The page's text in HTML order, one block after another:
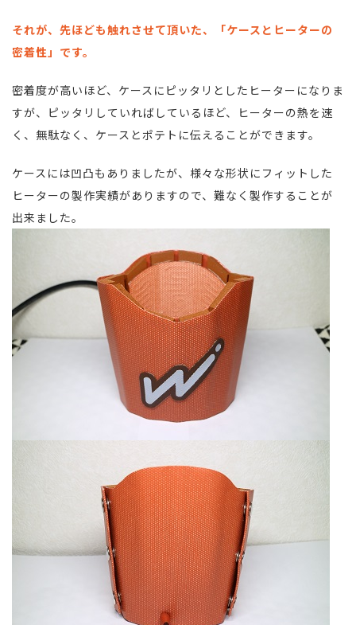
それが、先ほども触れさせて頂いた、「ケースとヒーターの
密着性」です。
密着度が高いほど、ケースにピッタリとしたヒーターになりま
すが、ピッタリしていればしているほど、ヒーターの熱を速
く、無駄なく、ケースとポテトに伝えることができます。
ケースには凹凸もありましたが、様々な形状にフィットした
ヒーターの製作実績がありますので、難なく製作することが
出来ました。